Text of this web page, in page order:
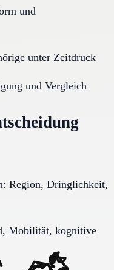
und
unter Zeitdruck
und Vergleich
Region, Dringlichkeit,
Mobilität, kognitive